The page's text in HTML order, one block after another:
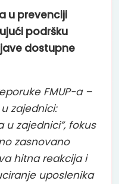
u prevenciji
podršku
dostupne
FMUP-a –
zajednici:
u zajednici”, fokus
zasnovano
hitna reakcija i
uposlenika